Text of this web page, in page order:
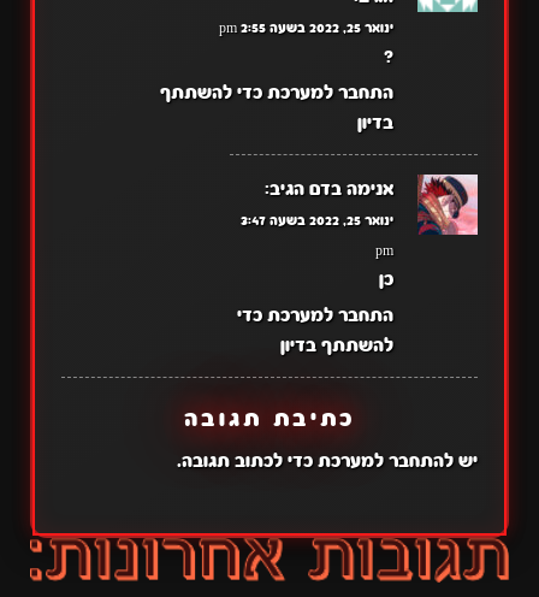
ינואר 25, 2022 בשעה 2:55 pm
?
התחבר למערכת כדי להשתתף
בדיון
אנימה בדם הגיב:
ינואר 25, 2022 בשעה 3:47
pm
כן
התחבר למערכת כדי
להשתתף בדיון
כתיבת תגובה
יש להתחבר למערכתכדי לכתוב תגובה.